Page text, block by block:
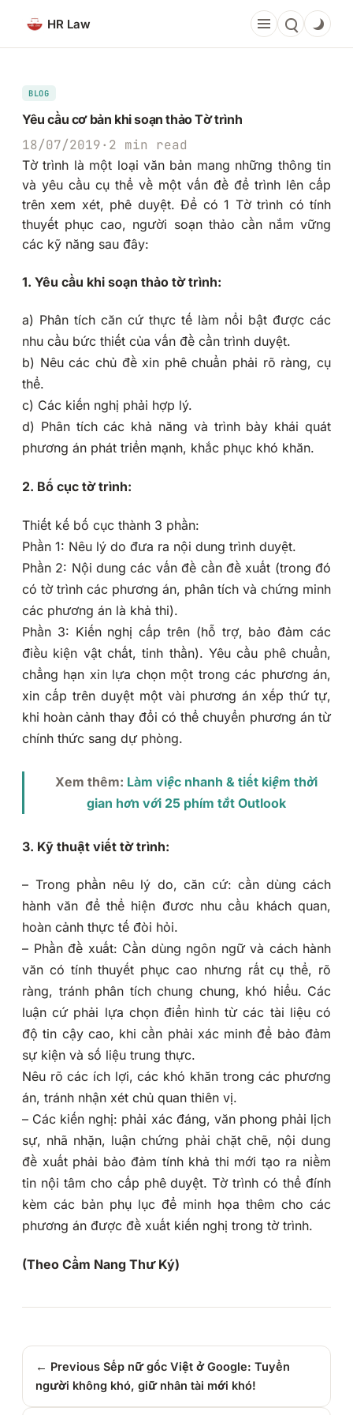
phần
dung
HR Law
BLOG
Yêu cầu cơ bản khi soạn thảo Tờ trình
18/07/2019· 2 min read
Tờ trình là một loại văn bản mang những thông tin
và yêu cầu cụ thể về một vấn đề để trình lên cấp
trên xem xét, phê duyệt. Để có 1 Tờ trình có tính
thuyết phục cao, người soạn thảo cần nắm vững
các kỹ năng sau đây:
1. Yêu cầu khi soạn thảo tờ trình:
a) Phân tích căn cứ thực tế làm nổi bật được các
nhu cầu bức thiết của vấn đề cần trình duyệt.
b) Nêu các chủ đề xin phê chuẩn phải rõ ràng, cụ
thể.
c) Các kiến nghị phải hợp lý.
d) Phân tích các khả năng và trình bày khái quát
phương án phát triển mạnh, khắc phục khó khăn.
2. Bố cục tờ trình:
Thiết kế bố cục thành 3 phần:
Phần 1: Nêu lý do đưa ra nội dung trình duyệt.
Phần 2: Nội dung các vấn đề cần đề xuất (trong đó
có tờ trình các phương án, phân tích và chứng minh
các phương án là khả thi).
Phần 3: Kiến nghị cấp trên (hỗ trợ, bảo đảm các
điều kiện vật chất, tinh thần). Yêu cầu phê chuẩn,
chẳng hạn xin lựa chọn một trong các phương án,
xin cấp trên duyệt một vài phương án xếp thứ tự,
khi hoàn cảnh thay đổi có thể chuyển phương án từ
chính thức sang dự phòng.
Xem thêm: Làm việc nhanh & tiết kiệm thời
gian hơn với 25 phím tắt Outlook
3. Kỹ thuật viết tờ trình:
– Trong phần nêu lý do, căn cứ: cần dùng cách
hành văn để thể hiện đươc nhu cầu khách quan,
hoàn cảnh thực tế đòi hỏi.
– Phần đề xuất: Cần dùng ngôn ngữ và cách hành
văn có tính thuyết phục cao nhưng rất cụ thể, rõ
ràng, tránh phân tích chung chung, khó hiểu. Các
luận cứ phải lựa chọn điển hình từ các tài liệu có
độ tin cậy cao, khi cần phải xác minh để bảo đảm
sự kiện và số liệu trung thực.
Nêu rõ các ích lợi, các khó khăn trong các phương
án, tránh nhận xét chủ quan thiên vị.
– Các kiến nghị: phải xác đáng, văn phong phải lịch
sự, nhã nhặn, luận chứng phải chặt chẽ, nội dung
đề xuất phải bảo đảm tính khả thi mới tạo ra niềm
tin nội tâm cho cấp phê duyệt. Tờ trình có thể đính
kèm các bản phụ lục để minh họa thêm cho các
phương án được đề xuất kiến nghị trong tờ trình.
(Theo Cẩm Nang Thư Ký)
← Previous Sếp nữ gốc Việt ở Google: Tuyển
người không khó, giữ nhân tài mới khó!